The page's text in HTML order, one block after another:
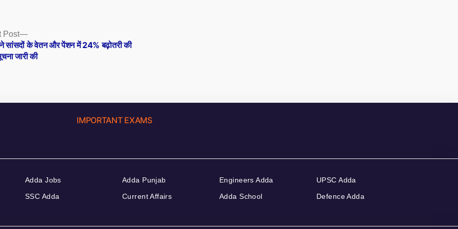
Post
Next
post:
सांसदों के वेतन और पेंशन में 24% बढ़ोतरी की
जारी की
IMPORTANT EXAMS
Adda Jobs
SSC Adda
Adda Punjab
Current Affairs
Engineers Adda
Adda School
UPSC Adda
Defence Adda